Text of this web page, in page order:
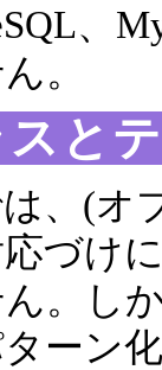
、
。
スと
、(オ
づけ
。し
ーン